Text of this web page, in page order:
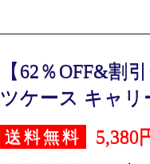
【62％OFF&割
ツケース キャリ
送料無料 5,380